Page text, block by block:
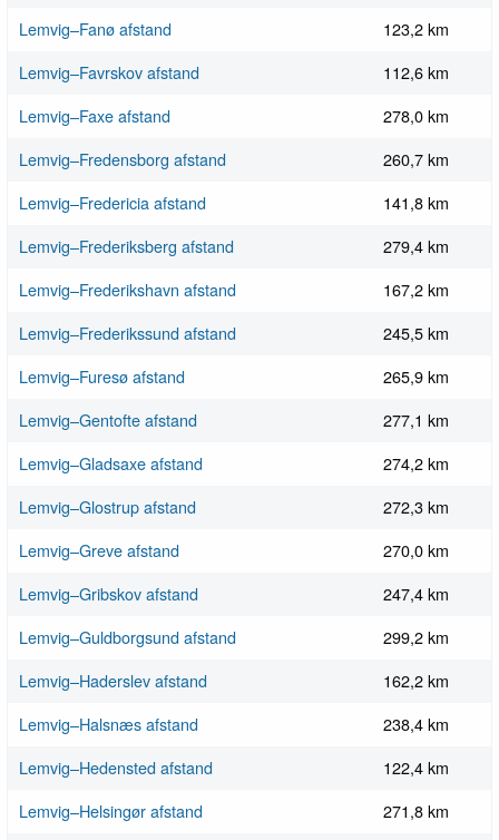
Lemvig–Fanø afstand
123,2 km
Lemvig–Favrskov afstand
112,6 km
Lemvig–Faxe afstand
278,0 km
Lemvig–Fredensborg afstand
260,7 km
Lemvig–Fredericia afstand
141,8 km
Lemvig–Frederiksberg afstand
279,4 km
Lemvig–Frederikshavn afstand
167,2 km
Lemvig–Frederikssund afstand
245,5 km
Lemvig–Furesø afstand
265,9 km
Lemvig–Gentofte afstand
277,1 km
Lemvig–Gladsaxe afstand
274,2 km
Lemvig–Glostrup afstand
272,3 km
Lemvig–Greve afstand
270,0 km
Lemvig–Gribskov afstand
247,4 km
Lemvig–Guldborgsund afstand
299,2 km
Lemvig–Haderslev afstand
162,2 km
Lemvig–Halsnæs afstand
238,4 km
Lemvig–Hedensted afstand
122,4 km
Lemvig–Helsingør afstand
271,8 km